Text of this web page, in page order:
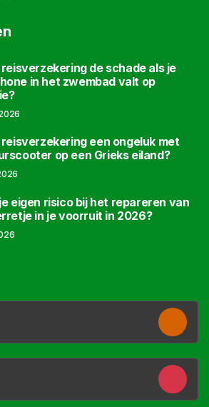
de schade als je
in het zwembad valt op
een ongeluk met
op een Grieks eiland?
eigen risico bij het repareren van
in je voorruit in 2026?